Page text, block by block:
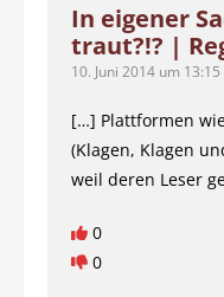
In eigener
traut?!? |
10. Juni 2014 um 13:15
[…] Plattformen
(Klagen, Klagen
weil deren Leser
0
0